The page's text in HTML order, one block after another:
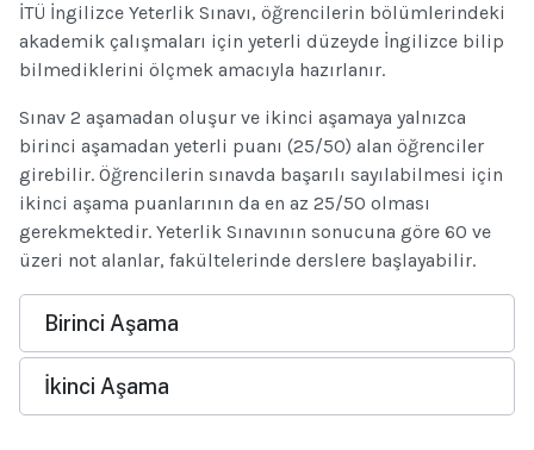
İTÜ İngilizce Yeterlik Sınavı, öğrencilerin bölümlerindeki
akademik çalışmaları için yeterli düzeyde İngilizce bilip
bilmediklerini ölçmek amacıyla hazırlanır.
Sınav 2 aşamadan oluşur ve ikinci aşamaya yalnızca
birinci aşamadan yeterli puanı (25/50) alan öğrenciler
girebilir. Öğrencilerin sınavda başarılı sayılabilmesi için
ikinci aşama puanlarının da en az 25/50 olması
gerekmektedir. Yeterlik Sınavının sonucuna göre 60 ve
üzeri not alanlar, fakültelerinde derslere başlayabilir.
Birinci Aşama
İkinci Aşama